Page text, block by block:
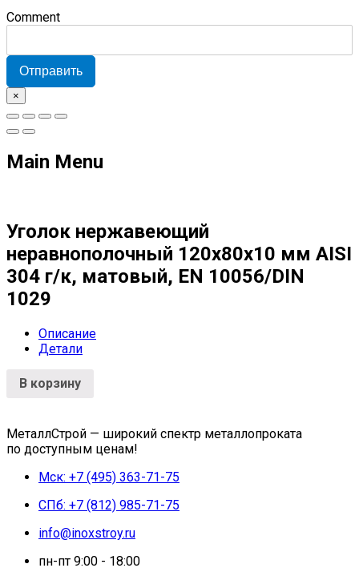
Comment
Отправить
×
Main Menu
Уголок нержавеющий
неравнополочный 120х80х10 мм AISI
304 г/к, матовый, EN 10056/DIN
1029
Описание
Детали
В корзину
МеталлСтрой — широкий спектр металлопроката
по доступным ценам!
Мск: +7 (495) 363-71-75
СПб: +7 (812) 985-71-75
info@inoxstroy.ru
пн-пт 9:00 - 18:00